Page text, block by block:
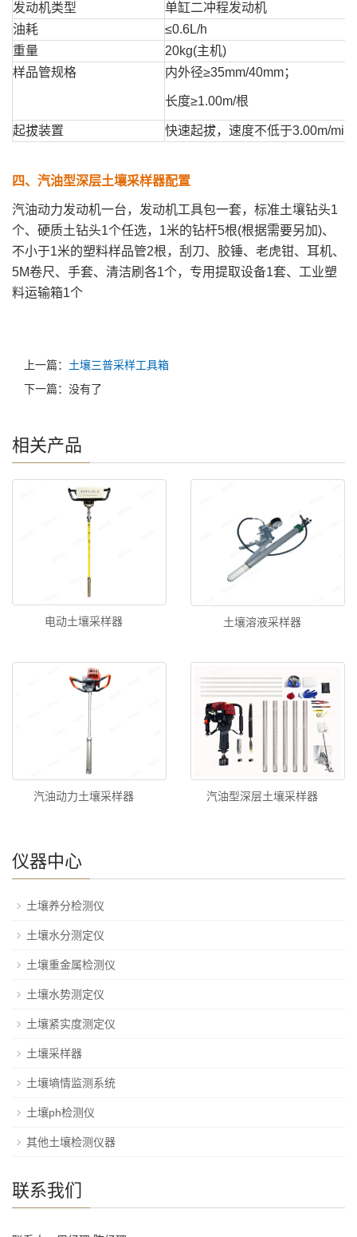
发动机类型
单缸二冲程发动机
油耗
≤0.6L/h
重量
20kg(主机)
样品管规格
内外径≥35mm/40mm；
长度≥1.00m/根
起拔装置 快速起拔，速度不低于3.00m/min
四、 汽油型深层土壤采样器配置
汽油动力发动机一台，发动机工具包一套，标准土壤钻头1
个、硬质土钻头1个任选，1米的钻杆5根(根据需要另加)、
不小于1米的塑料样品管2根，刮刀、胶锤、老虎钳、耳机、
5M卷尺、手套、清洁刷各1个，专用提取设备1套、工业塑
料运输箱1个
上一篇： 土壤三普采样工具箱
下一篇：没有了
相关产品
电动土壤采样器 土壤溶液采样器
汽油动力土壤采样器 汽油型深层土壤采样器
仪器中心
土壤养分检测仪
土壤水分测定仪
土壤重金属检测仪
土壤水势测定仪
土壤紧实度测定仪
土壤采样器
土壤墒情监测系统
土壤ph检测仪
其他土壤检测仪器
联系我们